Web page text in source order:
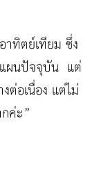
าทิตย์เทียม ซึ่ง
ผนปัจจุบัน แต่
ต่อเนื่อง แต่ไม่
ค่ะ”